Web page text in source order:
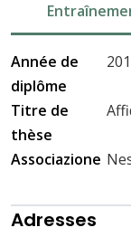
Année de
diplôme
Titre de
thèse
Associazione
Adresses